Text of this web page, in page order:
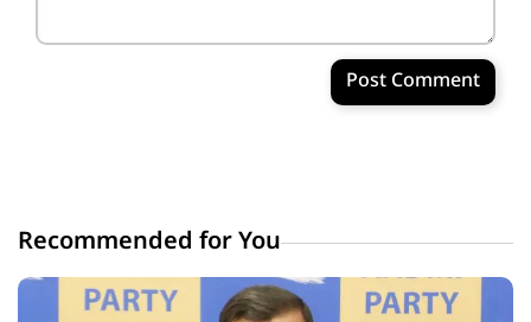
Post Comment
Recommended for You